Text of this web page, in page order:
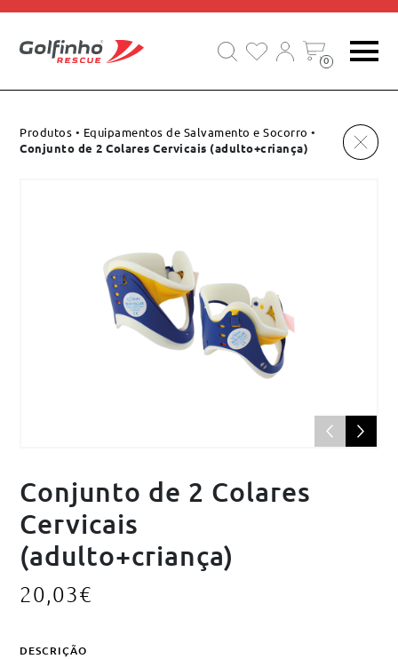
0
Produtos • Equipamentos de Salvamento e Socorro •
Conjunto de 2 Colares Cervicais (adulto+criança)
Conjunto de 2 Colares
Cervicais
(adulto+criança)
20,03€
DESCRIÇÃO